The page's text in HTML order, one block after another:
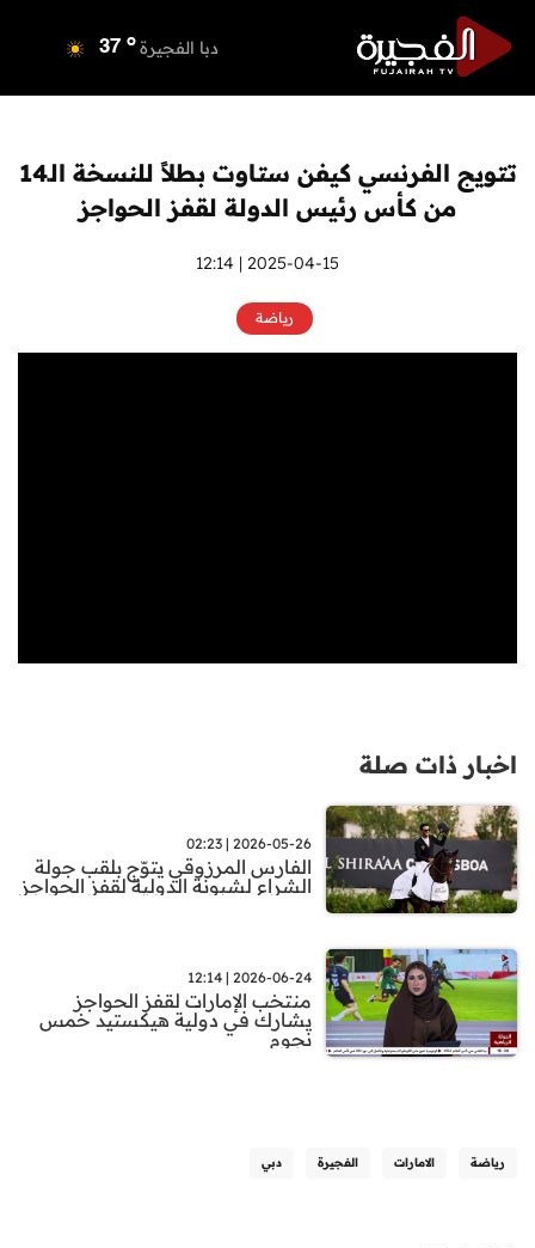
دبا الفجيرة 37 o
أم القيوين o
راس الخيمة 37 o
الفجيرة
تتويج الفرنسي كيفن ستاوت بطلاً للنسخة الـ14
من كأس رئيس الدولة لقفز الحواجز
2025-04-15 | 12:14
رياضة
اخبار ذات صلة
2026-05-26 | 02:23
الفارس المرزوقي يتوّج بلقب جولة
الشراع لشبونة الدولية لقفز الحواجز
2026-06-24 | 12:14
منتخب الإمارات لقفز الحواجز
يشارك في دولية هيكستيد خمس
نجوم
رياضة الامارات الفجيرة دبي